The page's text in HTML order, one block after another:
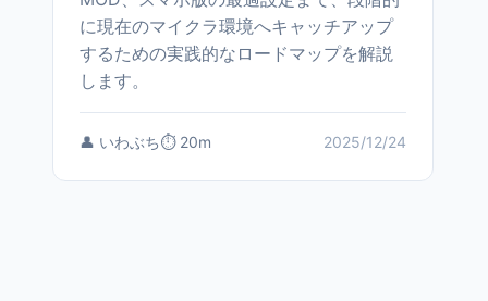
に現在のマイクラ環境へキャッチアップ
するための実践的なロードマップを解説
します。
👤 いわぶち⏱️ 20m 2025/12/24